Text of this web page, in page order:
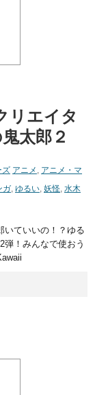
リエイタ
太郎２
ズ アニメ , アニメ・マ
ガ, ゆるい, 妖怪, 水木
いていいの！？ゆる
弾！みんなで使おう